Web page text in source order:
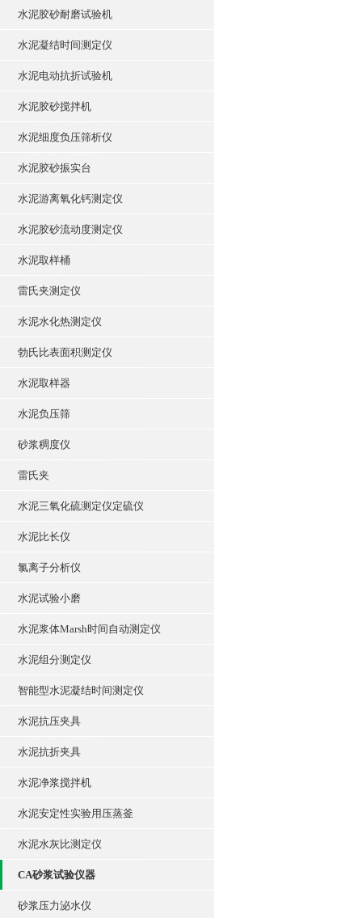
水泥胶砂耐磨试验机
水泥凝结时间测定仪
水泥电动抗折试验机
水泥胶砂搅拌机
水泥细度负压筛析仪
水泥胶砂振实台
水泥游离氧化钙测定仪
水泥胶砂流动度测定仪
水泥取样桶
雷氏夹测定仪
水泥水化热测定仪
勃氏比表面积测定仪
水泥取样器
水泥负压筛
砂浆稠度仪
雷氏夹
水泥三氧化硫测定仪定硫仪
水泥比长仪
氯离子分析仪
水泥试验小磨
水泥浆体Marsh时间自动测定仪
水泥组分测定仪
智能型水泥凝结时间测定仪
水泥抗压夹具
水泥抗折夹具
水泥净浆搅拌机
水泥安定性实验用压蒸釜
水泥水灰比测定仪
CA砂浆试验仪器
砂浆压力泌水仪